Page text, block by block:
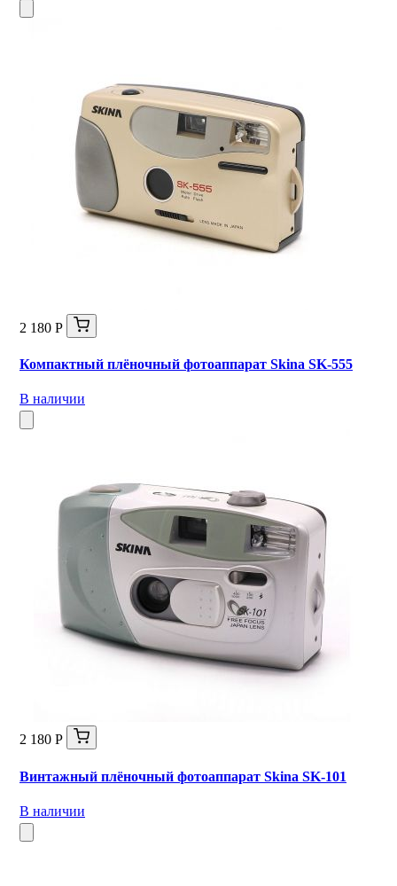
2 180 Р
Компактный плёночный фотоаппарат Skina SK-555
В наличии
2 180 Р
Винтажный плёночный фотоаппарат Skina SK-101
В наличии